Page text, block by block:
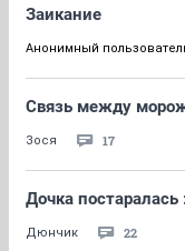
Заикание
Анонимный
Связь между
Зося 17
Дочка постаралась
Дюнчик 22